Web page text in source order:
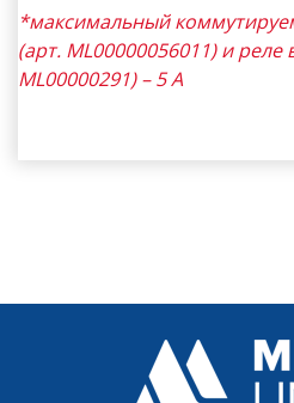
*максимальный
(арт. ML00000056011) и реле
ML00000291) – 5 А